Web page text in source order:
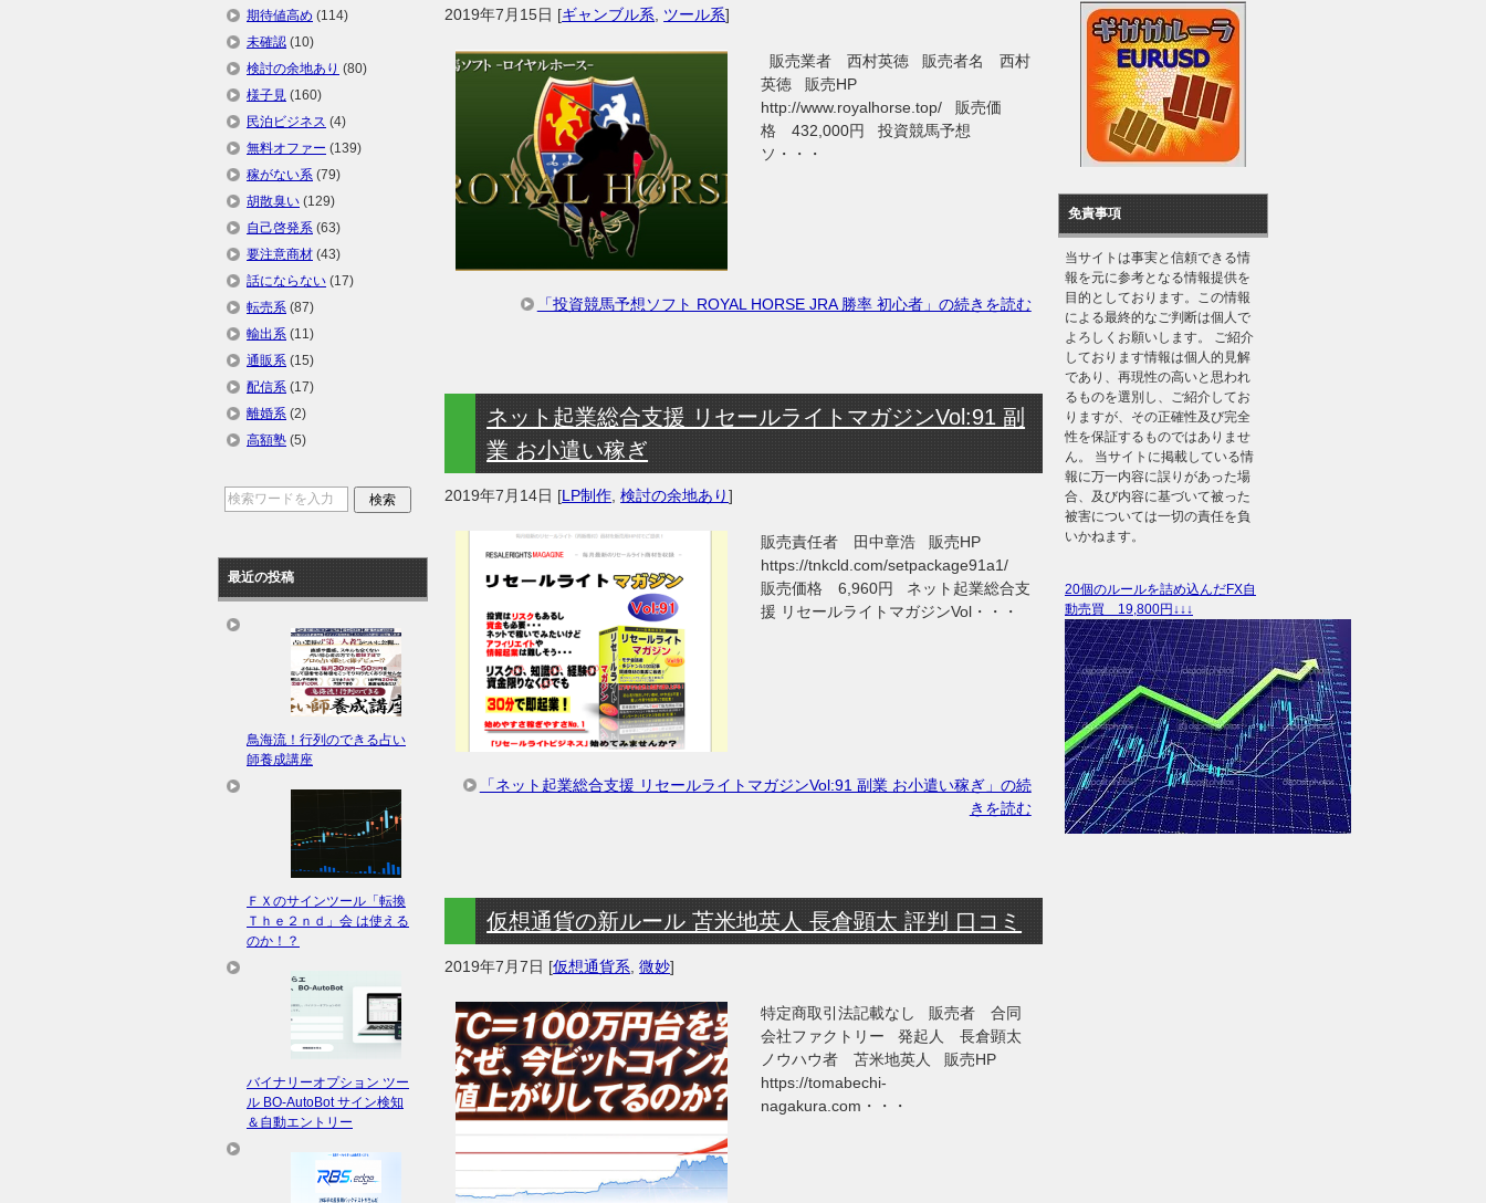
2019年7月15日 [ギャンブル系 ツール系]
販売業者 西村英徳 販売者名 西村
英徳 販売HP
http://www.royalhorse.top/ 販売価
格 432,000円 投資競馬予想
ソ・・・
「投資競馬予想ソフト ROYAL HORSE JRA 勝率 初心者」の続きを読む
ネット起業総合支援 リセールライトマガジンVol:91 副
業 お小遣い稼ぎ
2019年7月14日 [LP制作 ,検討の余地あり]
販売責任者 田中章浩 販売HP
https://tnkcld.com/setpackage91a1/
販売価格 6,960円 ネット起業総合支
援 リセールライトマガジンVol・・・
「ネット起業総合支援 リセールライトマガジンVol:91 副業 お小遣い稼ぎ」の続
きを読む
仮想通貨の新ルール 苫米地英人 長倉顕太 評判 口コミ
2019年7月7日 [仮想通貨系 ,微妙]
特定商取引法記載なし 販売者 合同
会社ファクトリー 発起人 長倉顕太
ノウハウ者 苫米地英人 販売HP
https://tomabechi-
nagakura.com・・・
期待値高め (114)
未確認 (10)
検討の余地あり (80)
様子見 (160)
民泊ビジネス (4)
無料オファー (139)
稼がない系 (79)
胡散臭い (129)
自己啓発系 (63)
要注意商材 (43)
話にならない (17)
転売系 (87)
輸出系 (11)
通販系 (15)
配信系 (17)
離婚系 (2)
高額塾 (5)
最近の投稿
鳥海流！行列のできる占い
師養成講座
ＦＸのサインツール「転換
Ｔｈｅ２ｎｄ」会 は使える
のか！？
バイナリーオプション ツー
ル BO-AutoBot サイン検知
＆自動エントリー
免責事項
当サイトは事実と信頼できる情
報を元に参考となる情報提供を
目的としております。この情報
による最終的なご判断は個人で
よろしくお願いします。 ご紹介
しております情報は個人的見解
であり、再現性の高いと思われ
るものを選別し、ご紹介してお
りますが、その正確性及び完全
性を保証するものではありませ
ん。 当サイトに掲載している情
報に万一内容に誤りがあった場
合、及び内容に基づいて被った
被害については一切の責任を負
いかねます。
20個のルールを詰め込んだFX自
動売買 19,800円↓↓↓